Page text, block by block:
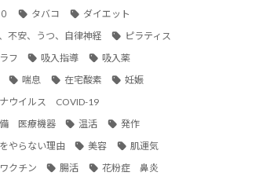
タバコ
ダイエット
不安、うつ、自律神経
ピラティス
フ
吸入指導
吸入薬
喘息 在宅酸素
妊娠
ウイルス COVID-19
医療機器
温活
発作
やらない理由
美容
肌運気
クチン
腸活
花粉症 鼻炎